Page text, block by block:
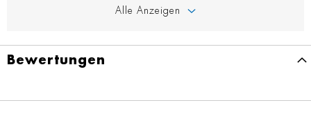
Alle Anzeigen
Bewertungen